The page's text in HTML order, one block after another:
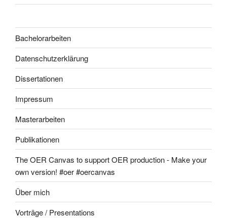
Bachelorarbeiten
Datenschutzerklärung
Dissertationen
Impressum
Masterarbeiten
Publikationen
The OER Canvas to support OER production - Make your
own version! #oer #oercanvas
Über mich
Vorträge / Presentations